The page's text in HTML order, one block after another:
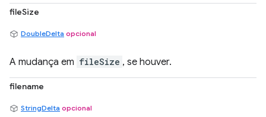
fileSize
DoubleDelta opcional
A mudança em fileSize , se houver.
filename
StringDelta opcional